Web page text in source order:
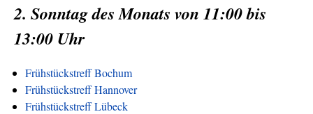
2. Sonntag des Monats von 11:00 bis
13:00 Uhr
Frühstückstreff Bochum
Frühstückstreff Hannover
Frühstückstreff Lübeck